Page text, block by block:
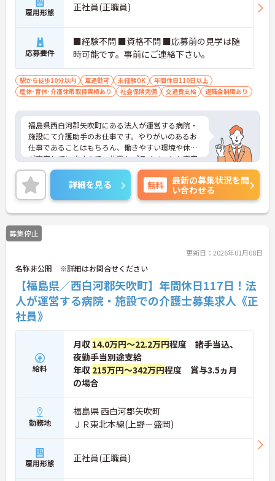
雇用形態 正社員(正職員)
応募要件
■経験不問 ■資格不問 ■応募前の見学は随
時可能です。事前にご連絡下さい。
駅から徒歩10分以内 車通勤可 未経験OK
年間休日110日以上
産休･育休･介護休暇取得実績あり
社会保険完備 交通費支給 退職金制度あり
福島県西白河郡矢吹町にある法人が運営する病院・
施設にて介護助手のお仕事です。やりがいのあるお
仕事であることはもちろん、働きやすい環境や休暇
が充実していますので、仕事もプライベートも充実
できる職場です。ご興味がある方は是非一度マイナ
ビまでお問合せ下さい。更に詳細などお伝えしま
す。
詳細を見る 無料
最新の募集状況を問
い合わせる
募集停止
更新日：2026年01月08日
名称非公開 ※詳細はお問合せください
【福島県／西白河郡矢吹町】年間休日117日！法
人が運営する病院・施設での介護士募集求人《正
社員》
給料
月収 14.0万円～22.2万円程度 諸手当込、
夜勤手当別途支給
年収 215万円～342万円程度 賞与3.5ヵ月
の場合
勤務地
福島県 西白河郡矢吹町
ＪＲ東北本線(上野－盛岡)
雇用形態 正社員(正職員)